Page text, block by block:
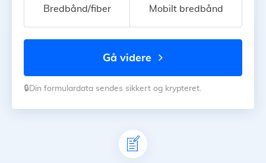
Bredbånd/fiber Mobilt bredbånd
gå videre
🔒Din formulardata sendes sikkert og krypteret.